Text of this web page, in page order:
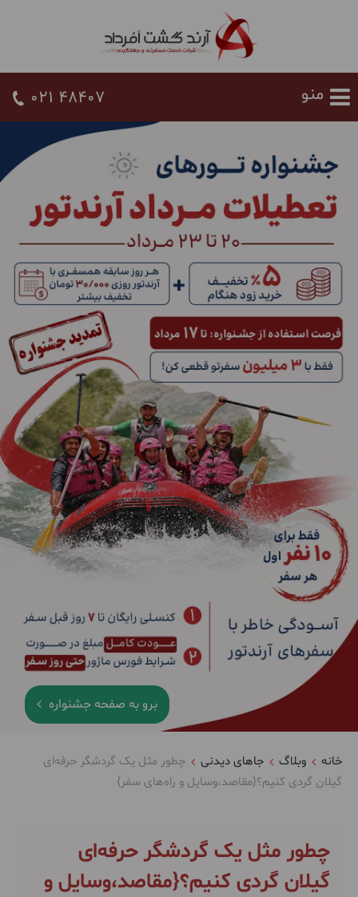
021 48407
برو به صفحه جشنواره
خانه وبلاگ جاهای دیدنی
چطور مثل یک گردشگر حرفه‌ای
گیلان گردی کنیم؟{مقاصد،‌وسایل و راه‌های سفر}
چطور مثل یک گردشگر حرفه‌ای
گیلان گردی کنیم؟{مقاصد،‌وسایل و